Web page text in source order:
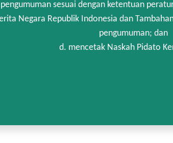
pengumuman sesuai dengan ketentuan
Negara Republik Indonesia dan
pengumuman; dan
d. mencetak Naskah Pidato